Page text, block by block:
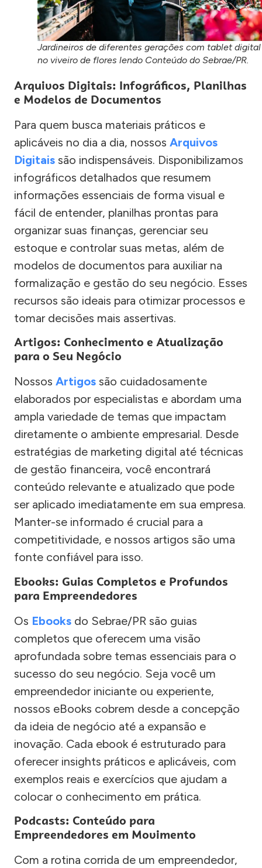
Jardineiros de diferentes gerações com tablet digital
no viveiro de flores lendo Conteúdo do Sebrae/PR.
Arquivos Digitais: Infográficos, Planilhas
e Modelos de Documentos
Para quem busca materiais práticos e
aplicáveis no dia a dia, nossos Arquivos
Digitais são indispensáveis. Disponibilizamos
infográficos detalhados que resumem
informações essenciais de forma visual e
fácil de entender, planilhas prontas para
organizar suas finanças, gerenciar seu
estoque e controlar suas metas, além de
modelos de documentos para auxiliar na
formalização e gestão do seu negócio. Esses
recursos são ideais para otimizar processos e
tomar decisões mais assertivas.
Artigos: Conhecimento e Atualização
para o Seu Negócio
Nossos Artigos são cuidadosamente
elaborados por especialistas e abordam uma
ampla variedade de temas que impactam
diretamente o ambiente empresarial. Desde
estratégias de marketing digital até técnicas
de gestão financeira, você encontrará
conteúdo relevante e atualizado que pode
ser aplicado imediatamente em sua empresa.
Manter-se informado é crucial para a
competitividade, e nossos artigos são uma
fonte confiável para isso.
Ebooks: Guias Completos e Profundos
para Empreendedores
Os Ebooks do Sebrae/PR são guias
completos que oferecem uma visão
aprofundada sobre temas essenciais para o
sucesso do seu negócio. Seja você um
empreendedor iniciante ou experiente,
nossos eBooks cobrem desde a concepção
da ideia de negócio até a expansão e
inovação. Cada ebook é estruturado para
oferecer insights práticos e aplicáveis, com
exemplos reais e exercícios que ajudam a
colocar o conhecimento em prática.
Podcasts: Conteúdo para
Empreendedores em Movimento
Com a rotina corrida de um empreendedor,